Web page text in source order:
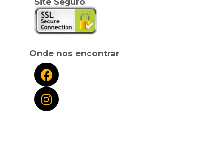
Site Seguro
Onde nos encontrar